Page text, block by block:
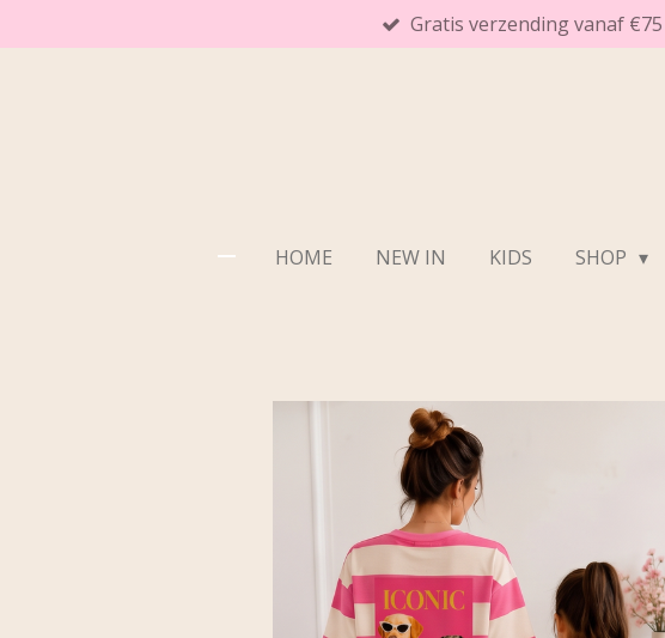
direct
Gratis verzending vanaf €75
HOME NEW IN KIDS SHOP